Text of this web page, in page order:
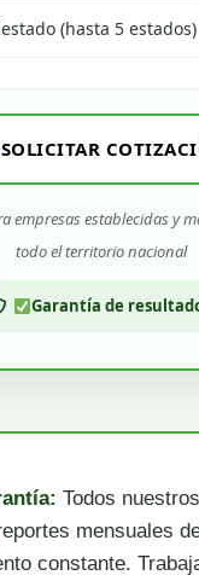
(hasta 5 estados)
SOLICITAR
empresas establecidas y
todo el territorio nacional
Garantía de
Todos
mensuales
constante.